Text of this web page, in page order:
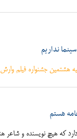
نداریم
هشتمین جشنواره فیلم وارش
هستم
که هیچ نویسنده و شاعر